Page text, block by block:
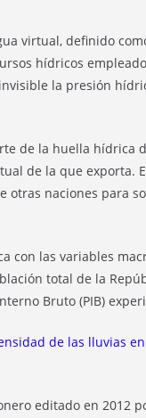
virtual, definido
hídricos
la presión
de la huella hídrica
de la que exporta.
naciones para
con las variables
total de la
Bruto (PIB)
de las lluvias
editado en 2012